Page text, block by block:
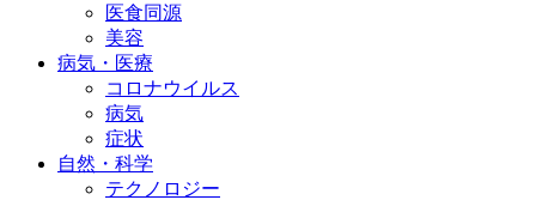
医食同源
美容
病気・医療
コロナウイルス
病気
症状
自然・科学
テクノロジー